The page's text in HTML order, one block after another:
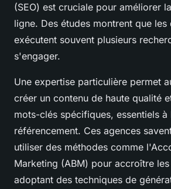
(SEO) est cruciale pour améliorer
ligne. Des études montrent que les
exécutent souvent plusieurs
s'engager.
Une expertise particulière permet
créer un contenu de haute qualité
mots-clés spécifiques, essentiels
référencement. Ces agences
utiliser des méthodes comme
Marketing (ABM) pour accroître
adoptant des techniques de